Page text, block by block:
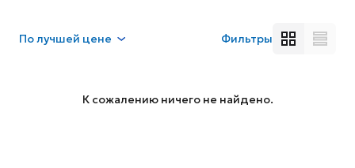
Получшей цене Фильтры
К сожалению ничего не найдено.